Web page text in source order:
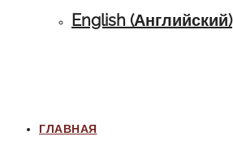
English (Английский)
ГЛАВНАЯ